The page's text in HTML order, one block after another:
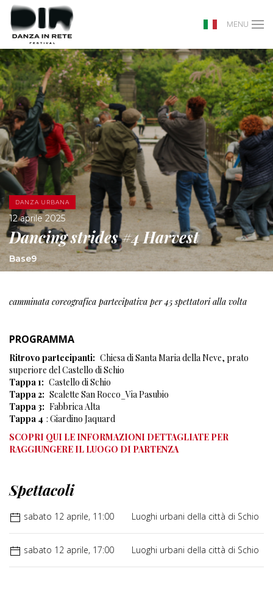
MENU
DANZA URBANA
12 aprile 2025
Dancing strides #4 Harvest
Base9
camminata coreografica partecipativa per 45 spettatori alla volta
PROGRAMMA
Ritrovo partecipanti: Chiesa di Santa Maria della Neve, prato
superiore del Castello di Schio
Tappa 1: Castello di Schio
Tappa 2: Scalette San Rocco_Via Pasubio
Tappa 3: Fabbrica Alta
Tappa 4 : Giardino Jaquard
SCOPRI QUI LE INFORMAZIONI DETTAGLIATE PER
RAGGIUNGERE IL LUOGO DI PARTENZA
Spettacoli
sabato 12 aprile, 11:00 Luoghi urbani della città di Schio
sabato 12 aprile, 17:00 Luoghi urbani della città di Schio